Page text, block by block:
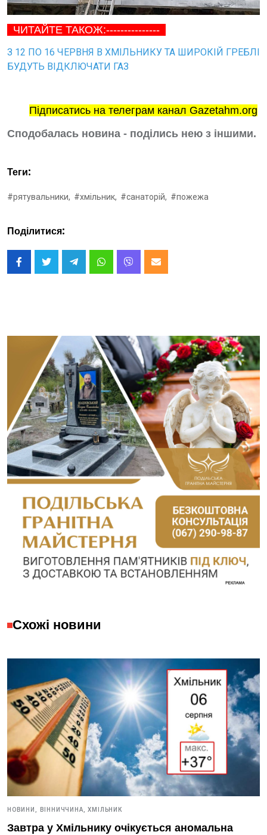
ЧИТАЙТЕ ТАКОЖ:---------------
З 12 ПО 16 ЧЕРВНЯ В ХМІЛЬНИКУ ТА ШИРОКІЙ ГРЕБЛІ
БУДУТЬ ВІДКЛЮЧАТИ ГАЗ
Підписатись на телеграм канал Gazetahm.org
Сподобалась новина - поділись нею з іншими.
Теги:
#рятувальники, #хмільник, #санаторій, #пожежа
Поділитися:
Схожі новини
НОВИНИ, ВІННИЧЧИНА, ХМІЛЬНИК
Завтра у Хмільнику очікується аномальна